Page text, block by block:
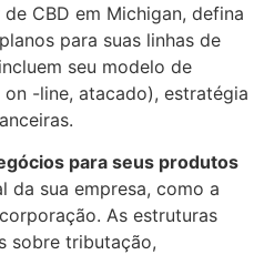
CBD em Michigan, defina
para suas linhas de
seu modelo de
-line, atacado), estratégia
para seus produtos
da sua empresa, como a
As estruturas
sobre tributação,